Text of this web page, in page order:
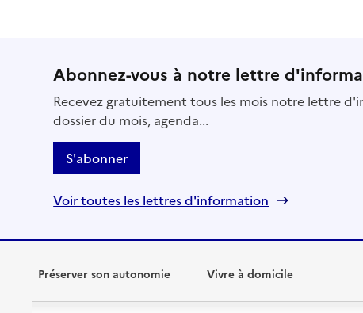
Abonnez-vous à notre lettre
Recevez gratuitement tous les mois notre lettre
dossier du mois, agenda...
S'abonner
Voir toutes les lettres d'information
Préserver son autonomie Vivre à domicile